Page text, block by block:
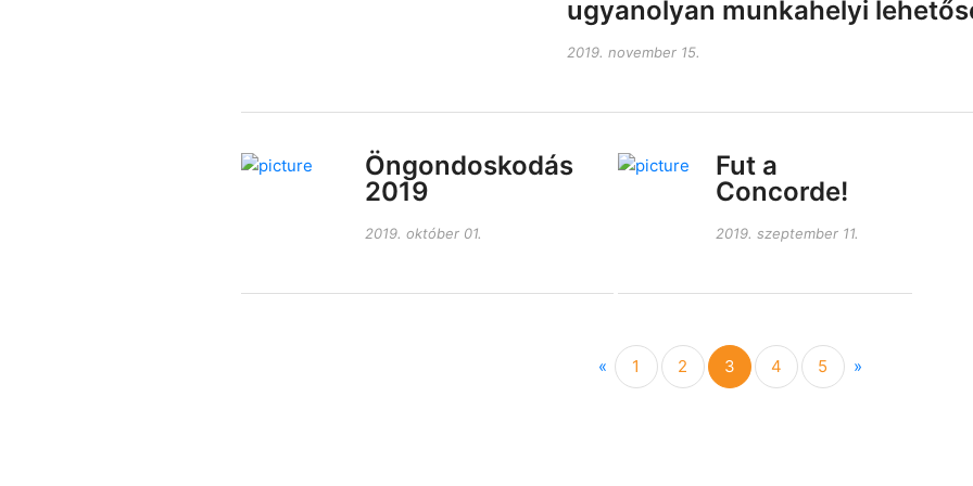
ugyanolyan munkahelyi
2019. november 15.
Öngondoskodás
2019
2019. október 01.
Fut a
Concorde!
2019. szeptember 11.
«Previous
1 2 3 4 5 »Next